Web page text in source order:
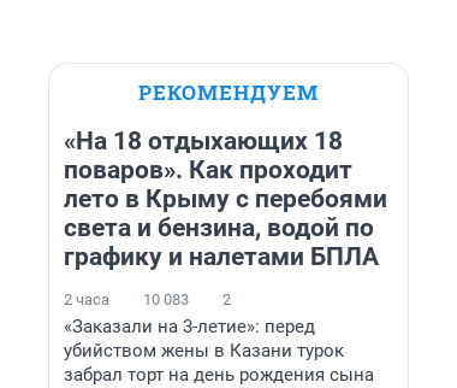
РЕКОМЕНДУЕМ
«На 18 отдыхающих 18
поваров». Как проходит
лето в Крыму с перебоями
света и бензина, водой по
графику и налетами БПЛА
2 часа 10 083 2
«Заказали на 3-летие»: перед
убийством жены в Казани турок
забрал торт на день рождения сына